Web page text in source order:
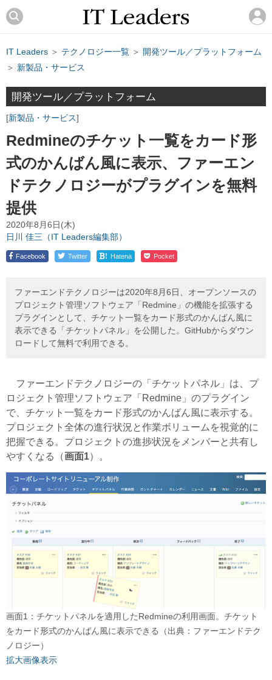
IT Leaders ＞ テクノロジー一覧 ＞ 開発ツール／プラットフォーム
＞ 新製品・サービス
開発ツール／プラットフォーム
新製品・サービス
Redmineのチケット一覧をカード形
式のかんばん風に表示、ファーエン
ドテクノロジーがプラグインを無料
提供
2020年8月6日(木)
日川 佳三（IT Leaders編集部）
Facebook Twitter ! Hatena Pocket
ファーエンドテクノロジーは2020年8月6日、オープンソースの
プロジェクト管理ソフトウェア「Redmine」の機能を拡張する
プラグインとして、チケット一覧をカード形式のかんばん風に
表示できる「チケットパネル」を公開した。GitHubからダウン
ロードして無料で利用できる。
ファーエンドテクノロジーの「チケットパネル」は、プ
ロジェクト管理ソフトウェア「Redmine」のプラグイン
で、チケット一覧をカード形式のかんばん風に表示する。
プロジェクト全体の進行状況と作業ボリュームを視覚的に
把握できる。プロジェクトの進捗状況をメンバーと共有し
やすくなる（画面1）。
画面1：チケットパネルを適用したRedmineの利用画面。チケット
をカード形式のかんばん風に表示できる（出典：ファーエンドテク
ノロジー）
拡大画像表示